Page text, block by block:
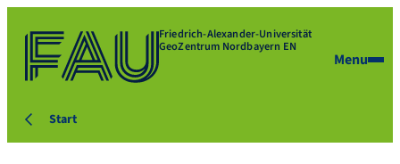
Friedrich-Alexander-Universität
GeoZentrum Nordbayern EN
Menu
Start